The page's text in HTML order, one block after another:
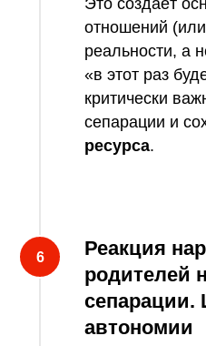
Это создаёт
отношений
реальности, а
«в этот раз
критически
сепарации и
ресурса.
Реакция
родителей
сепарации.
автономии